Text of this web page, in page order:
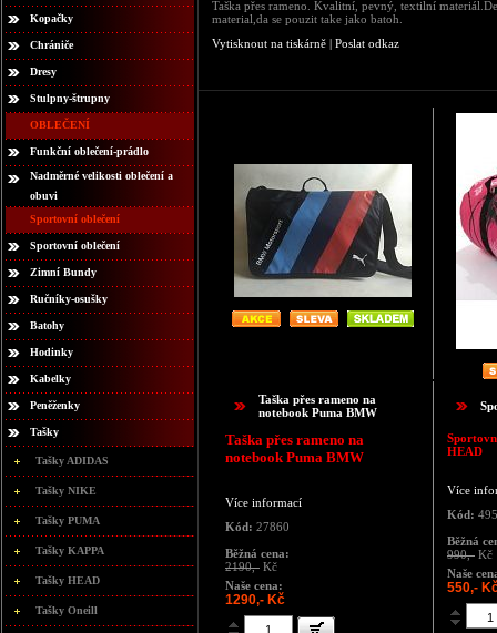
Kopačky
Chrániče
Dresy
Stulpny-štrupny
OBLEČENÍ
Funkční oblečení-prádlo
Nadměrné velikosti oblečení a
obuvi
Sportovní oblečení
Sportovní oblečení
Zimní Bundy
Ručníky-osušky
Batohy
Hodinky
Kabelky
Peněženky
Tašky
Tašky ADIDAS
Tašky NIKE
Tašky PUMA
Tašky KAPPA
Tašky HEAD
Tašky Oneill
Taška přes rameno. Kvalitní, pevný, textilní
material,da se pouzit take jako batoh.
Vytisknout na tiskárně | Poslat odkaz
Taška přes rameno na
notebook Puma BMW
Taška přes rameno na
notebook Puma BMW
Více informací
Kód: 27860
Běžná cena:
2190,- Kč
Naše cena:
1290,- Kč
HEAD
Více
Kód:
Běžná
990,- Kč
Naše
550,-